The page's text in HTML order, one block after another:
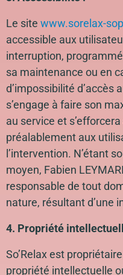
Le site www.sorelax-
accessible aux
interruption,
sa maintenance ou en
d’impossibilité d’accès
s’engage à faire son
au service et
préalablement aux
l’intervention. N’étant
moyen, Fabien
responsable de tout
nature, résultant d’une
4. Propriété
So’Relax est
propriété intellectuelle